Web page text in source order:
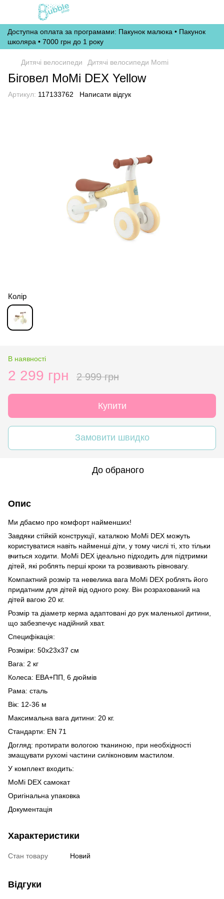
Доступна оплата за програмами: Пакунок малюка • Пакунок
школяра • 7000 грн до 1 року
Дитячі велосипеди Дитячі велосипеди Momi
Біговел MoMi DEX Yellow
Артикул: 117133762 Написати відгук
Колір
В наявності
2 299 грн 2 999 грн
Купити
Замовити швидко
До обраного
Опис
Ми дбаємо про комфорт найменших!
Завдяки стійкій конструкції, каталкою MoMi DEX можуть
користуватися навіть найменші діти, у тому числі ті, хто тільки
вчиться ходити. MoMi DEX ідеально підходить для підтримки
дітей, які роблять перші кроки та розвивають рівновагу.
Компактний розмір та невелика вага MoMi DEX роблять його
придатним для дітей від одного року. Він розрахований на
дітей вагою 20 кг.
Розмір та діаметр керма адаптовані до рук маленької дитини,
що забезпечує надійний хват.
Специфікація:
Розміри: 50x23x37 см
Вага: 2 кг
Колеса: ЕВА+ПП, 6 дюймів
Рама: сталь
Вік: 12-36 м
Максимальна вага дитини: 20 кг.
Стандарти: EN 71
Догляд: протирати вологою тканиною, при необхідності
змащувати рухомі частини силіконовим мастилом.
У комплект входить:
MoMi DEX самокат
Оригінальна упаковка
Документація
Характеристики
Стан товару Новий
Відгуки